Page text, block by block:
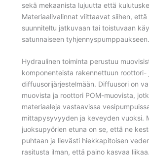
sekä mekaanista lujuutta että
Materiaalivalinnat viittaavat siihen,
suunniteltu jatkuvaan tai toistuvaan
satunnaiseen tyhjennyspumppaukseen.
Hydraulinen toiminta perustuu
komponenteista rakennettuun roottori-
diffuusorijärjestelmään. Diffuusori on
muovista ja roottori POM-muovista,
materiaaleja vastaavissa
mittapysyvyyden ja keveyden vuoksi.
juoksupyörien etuna on se, että ne
puhtaan ja lievästi hiekkapitoisen
rasitusta ilman, että paino kasvaa